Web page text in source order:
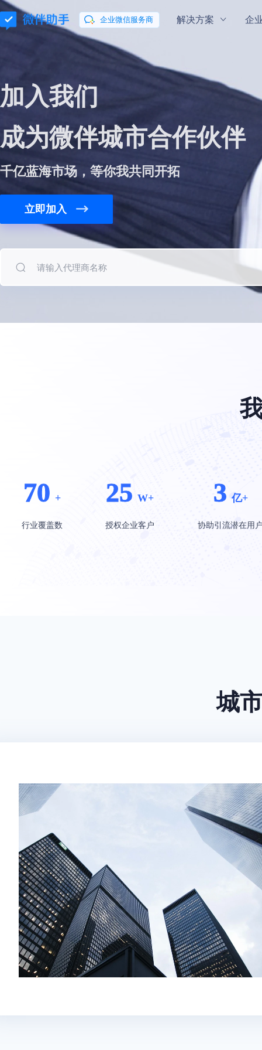
企业微信服务商 解决方案
会话内容存档
助力企业合规有序地向客户提供服务
混合云部署
会话数据私有
微信客服 微伴 数据分析
零售行业解决方案 教育行业解
车企行业解
企
玩转企业微信 微伴私域流量
加入我们
成为微伴城市合作伙伴
千亿蓝海市场，等你我共同开拓
立即加入
70 +
行业覆盖数
25 W+
授权企业客户
3 亿+
协助引流潜在用
城